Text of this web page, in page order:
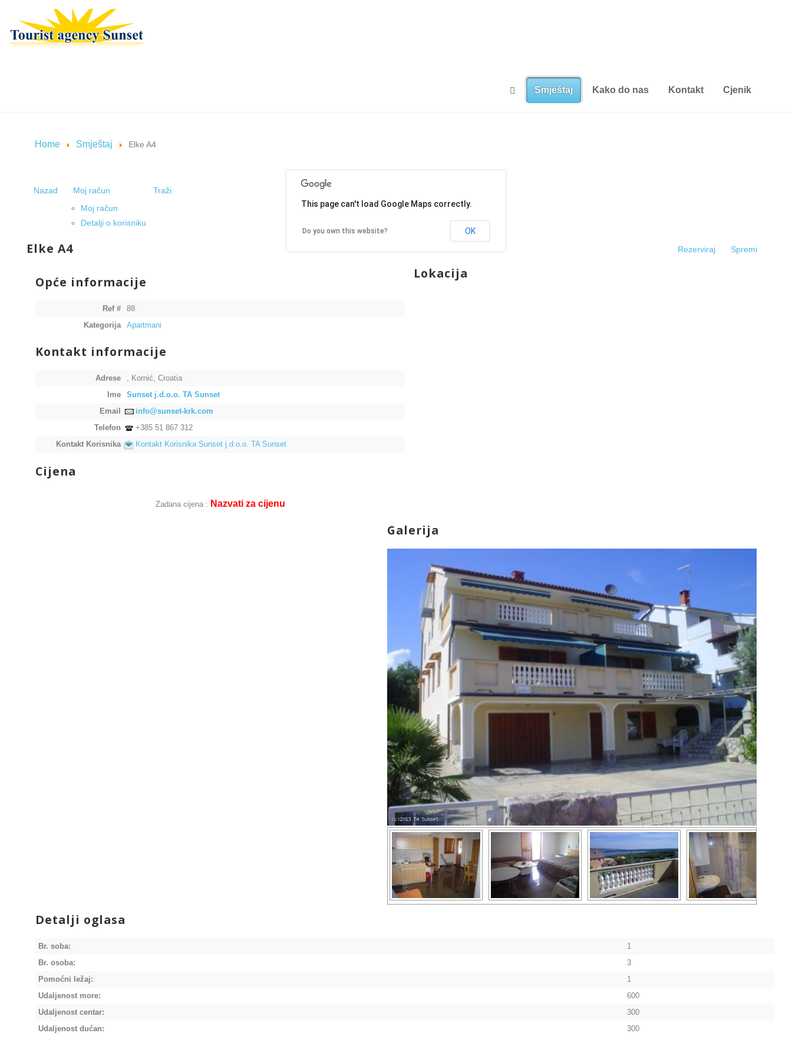
Smještaj Kako do nas Kontakt Cjenik
Home Smještaj Elke A4
Nazad
Moj račun
Moj račun
Detalji o korisniku
Traži
Rezerviraj Spremi
Elke A4
Opće informacije
Ref #
88
Kategorija
Apartmani
Kontakt informacije
Adrese
, Kornić, Croatia
Ime
Sunset j.d.o.o. TA Sunset
Email
info@sunset-krk.com
Telefon
+385 51 867 312
Kontakt Korisnika
Kontakt Korisnika Sunset j.d.o.o. TA Sunset
Cijena
Zadana cijena : Nazvati za cijenu
Galerija
Detalji oglasa
Br. soba:
1
Br. osoba:
3
Pomoćni ležaj:
1
Udaljenost more:
600
Udaljenost centar:
300
Udaljenost dućan:
300
Lokacija
This page can't load Google Maps correctly.
Do you own this website? OK